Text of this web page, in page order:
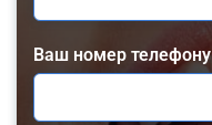
Ваш номер телефону